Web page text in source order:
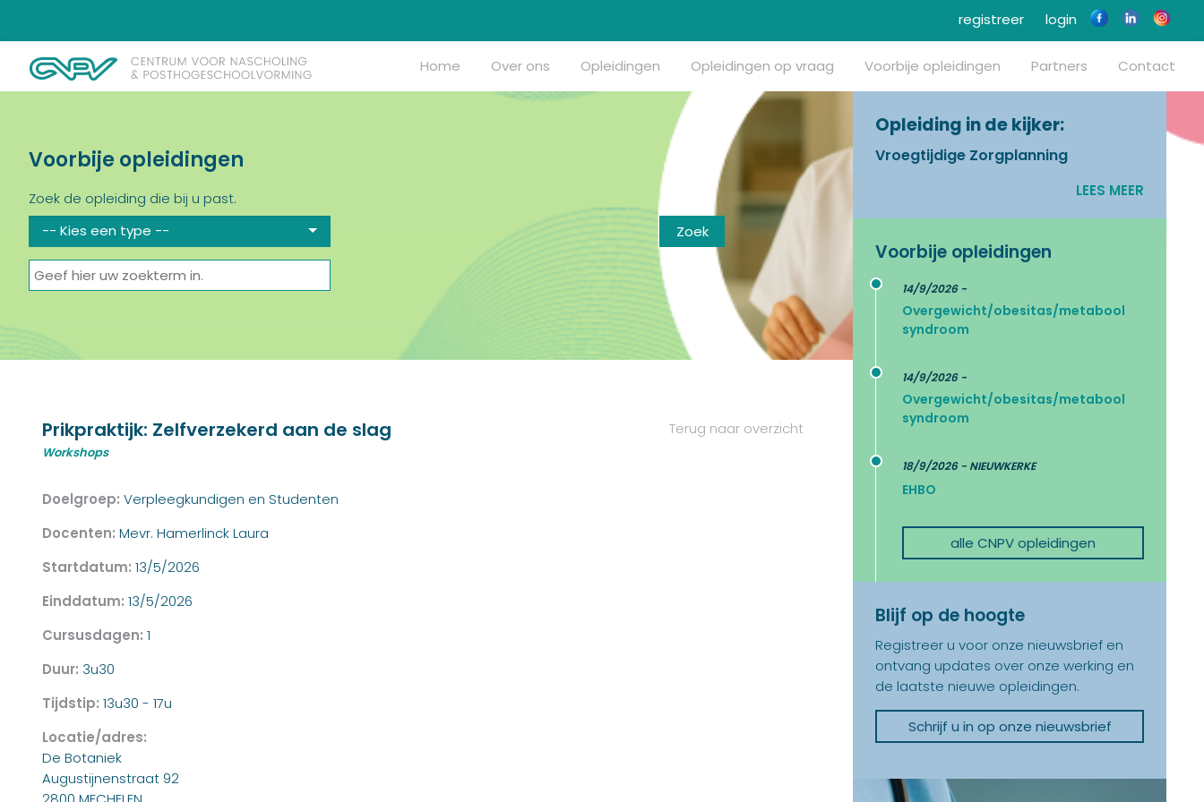
login
registreer
Home Over ons Opleidingen Opleidingen op vraag Voorbije opleidingen Partners Contact
Voorbije opleidingen
Zoek de opleiding die bij u past.
-- Kies een type --
Opleiding in de kijker:
Vroegtijdige Zorgplanning
LEES MEER
Voorbije opleidingen
14/9/2026 -
Overgewicht/obesitas/metabool
syndroom
14/9/2026 -
Overgewicht/obesitas/metabool
syndroom
18/9/2026 - NIEUWKERKE
EHBO
alle CNPV opleidingen
Blijf op de hoogte
Registreer u voor onze nieuwsbrief en
ontvang updates over onze werking en
de laatste nieuwe opleidingen.
Schrijf u in op onze nieuwsbrief
Terug naar overzicht
Prikpraktijk: Zelfverzekerd aan de slag
Workshops
Doelgroep: Verpleegkundigen en Studenten
Docenten: Mevr. Hamerlinck Laura
Startdatum: 13/5/2026
Einddatum: 13/5/2026
Cursusdagen: 1
Duur: 3u30
Tijdstip: 13u30 - 17u
Locatie/adres:
De Botaniek
Augustijnenstraat 92